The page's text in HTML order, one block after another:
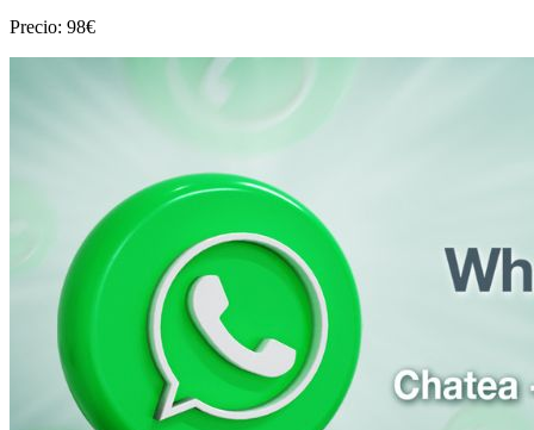
Precio: 98€